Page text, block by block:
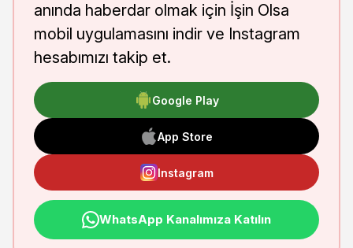
anında haberdar olmak için İşin Olsa
mobil uygulamasını indir ve Instagram
hesabımızı takip et.
Google Play
App Store
Instagram
WhatsApp Kanalımıza Katılın